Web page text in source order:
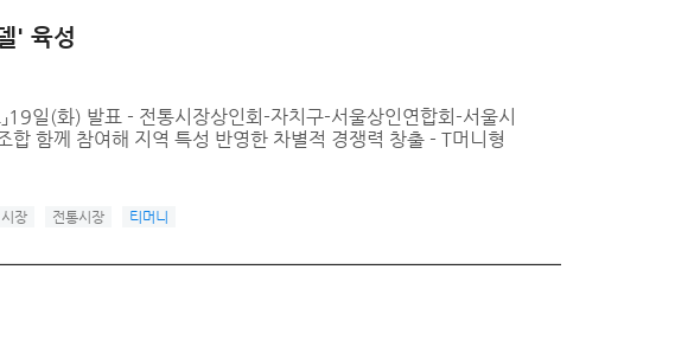
' 육성
19일(화) 발표 - 전통시장상인회-자치구-서울상인연합회-서울시
함께 참여해 지역 특성 반영한 차별적 경쟁력 창출 - T머니형
시장 전통시장 티머니